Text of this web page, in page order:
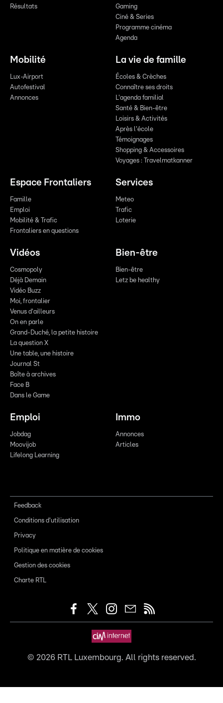
Résultats
Gaming
Ciné & Series
Programme cinéma
Agenda
Mobilité
Lux-Airport
Autofestival
Annonces
La vie de famille
Écoles & Crèches
Connaître ses droits
L'agenda familial
Santé & Bien-être
Loisirs & Activités
Après l'école
Témoignages
Shopping & Accessoires
Voyages : Travelmatkanner
Espace Frontaliers
Famille
Emploi
Mobilité & Trafic
Frontaliers en questions
Services
Meteo
Trafic
Loterie
Vidéos
Cosmopoly
Déjà Demain
Vidéo Buzz
Moi, frontalier
Venus d'ailleurs
On en parle
Grand-Duché, la petite histoire
La question X
Une table, une histoire
Journal St
Boîte à archives
Face B
Dans le Game
Bien-être
Bien-être
Letz be healthy
Emploi
Jobdag
Moovijob
Lifelong Learning
Immo
Annonces
Articles
Feedback
Conditions d'utilisation
Privacy
Politique en matière de cookies
Gestion des cookies
Charte RTL
© 2026RTL Luxembourg. All rights reserved.